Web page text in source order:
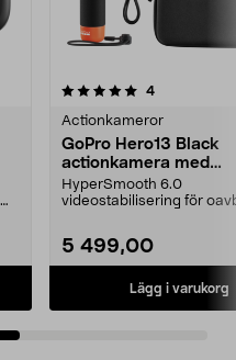
4recensioner
Actionkameror
GoPro Hero13 Black
actionkamera med
tillbehörspaket
HyperSmooth 6.0
videostabilisering för
5 499,00
Lägg i varukorg
0.0 av 5 stjärnor